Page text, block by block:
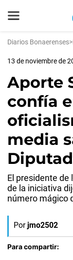
Diarios Bonaerenses>
13 de noviembre de
Aporte
confía
media
El presidente de
de la iniciativa
número mágico
Por jmo2502
Para compartir: